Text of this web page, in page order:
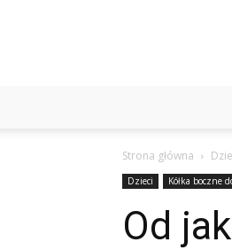
Strona główna
Dzieci Kółka boczne
Od